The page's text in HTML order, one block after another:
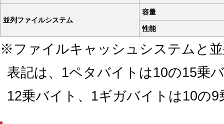
並列ファイルシステム
容量
性能
※ファイルキャッシュシステムと
表記は、1ペタバイトは10の15乗
12乗バイト、1ギガバイトは10の